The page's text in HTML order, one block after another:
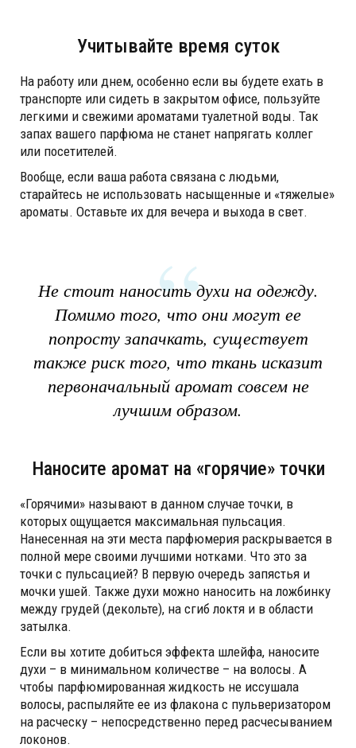
Учитывайте время суток
На работу или днем, особенно если вы будете ехать в
транспорте или сидеть в закрытом офисе, пользуйте
легкими и свежими ароматами туалетной воды. Так
запах вашего парфюма не станет напрягать коллег
или посетителей.
Вообще, если ваша работа связана с людьми,
старайтесь не использовать насыщенные и «тяжелые»
ароматы. Оставьте их для вечера и выхода в свет.
Не стоит наносить духи на одежду.
Помимо того, что они могут ее
попросту запачкать, существует
также риск того, что ткань исказит
первоначальный аромат совсем не
лучшим образом.
Наносите аромат на «горячие» точки
«Горячими» называют в данном случае точки, в
которых ощущается максимальная пульсация.
Нанесенная на эти места парфюмерия раскрывается в
полной мере своими лучшими нотками. Что это за
точки с пульсацией? В первую очередь запястья и
мочки ушей. Также духи можно наносить на ложбинку
между грудей (декольте), на сгиб локтя и в области
затылка.
Если вы хотите добиться эффекта шлейфа, наносите
духи – в минимальном количестве – на волосы. А
чтобы парфюмированная жидкость не иссушала
волосы, распыляйте ее из флакона с пульверизатором
на расческу – непосредственно перед расчесыванием
локонов.